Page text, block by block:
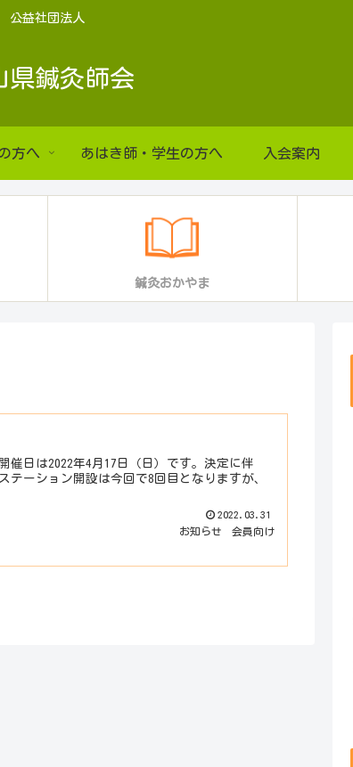
公益社団法人
県鍼灸師会
方へ あはき師・学生の方へ 入会案内
鍼灸おかやま
催日は2022年4月17日（日）です。決定に伴
ーション開設は今回で8回目となりますが、
2022.03.31
お知らせ
会員向け